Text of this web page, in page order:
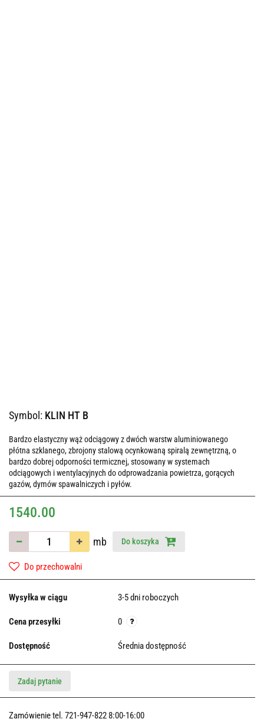
Symbol: KLIN HT B
Bardzo elastyczny wąż odciągowy z dwóch warstw aluminiowanego
płótna szklanego, zbrojony stalową ocynkowaną spiralą zewnętrzną, o
bardzo dobrej odporności termicznej, stosowany w systemach
odciągowych i wentylacyjnych do odprowadzania powietrza, gorących
gazów, dymów spawalniczych i pyłów.
1540.00
mb Do koszyka
Do przechowalni
Wysyłka w ciągu 3-5 dni roboczych
Cena przesyłki 0
Dostępność Średnia dostępność
Zadaj pytanie
Zamówienie tel. 721-947-822 8:00-16:00